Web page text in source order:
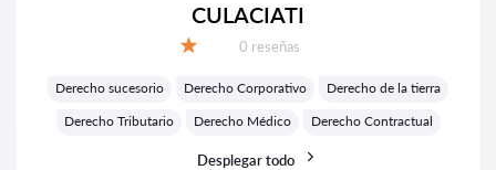
CULACIATI
Número de reseñas:
0 reseñas
Derecho sucesorio Derecho Corporativo
Derecho de la tierra
Derecho Tributario
Derecho Médico Derecho Contractual
Desplegar todo